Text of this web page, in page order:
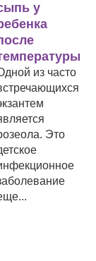
у
из часто
Это